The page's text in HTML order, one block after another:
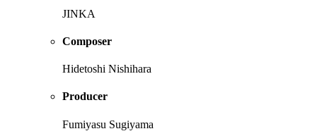
JINKA
Composer
Hidetoshi Nishihara
Producer
Fumiyasu Sugiyama